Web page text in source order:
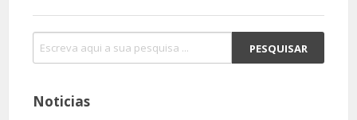
Noticias